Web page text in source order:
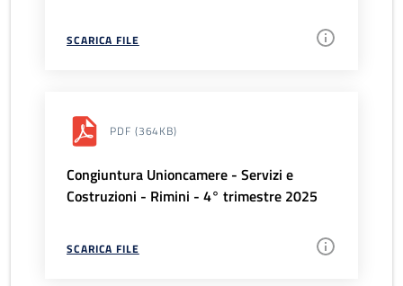
SCARICA FILE
PDF (364KB)
Congiuntura Unioncamere - Servizi e
Costruzioni - Rimini - 4° trimestre 2025
SCARICA FILE